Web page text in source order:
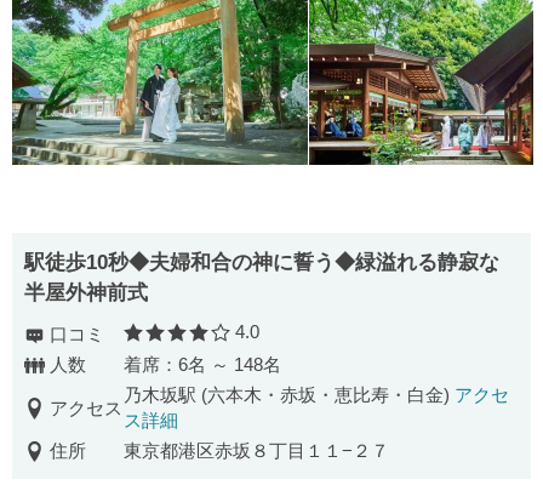
駅徒歩10秒◆夫婦和合の神に誓う◆緑溢れる静寂な
半屋外神前式
口コミ 口コミ評価
4.0
人数
着席：6名 ～ 148名
アクセス
乃木坂駅 (六本木・赤坂・恵比寿・白金) アクセ
ス詳細
住所
東京都港区赤坂８丁目１１−２７